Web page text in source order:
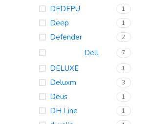
DEDEPU 1
Deep 1
Defender 2
Dell 7
DELUXE 1
Deluxm 3
Deus 1
DH Line 1